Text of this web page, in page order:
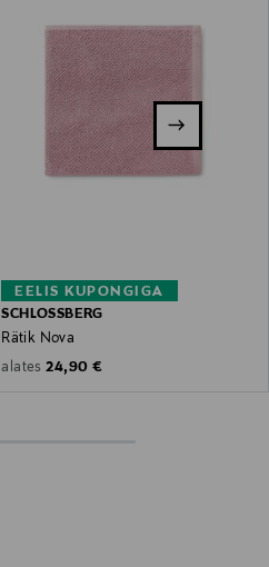
EELIS KUPONGIGA
SCHLOSSBERG
Rätik Nova
alates Original Price
24,90 €